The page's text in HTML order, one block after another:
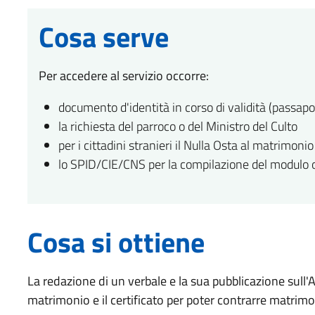
Cosa serve
Per accedere al servizio occorre:
documento d'identità in corso di validità
la richiesta del parroco o del Ministro del Culto
per i cittadini stranieri il Nulla Osta al
lo SPID/CIE/CNS per la compilazione del modulo
Cosa si ottiene
La redazione di un verbale e la sua pubblicazione
matrimonio e il certificato per poter contrarre